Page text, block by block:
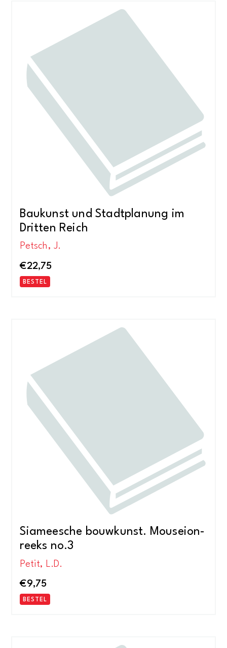
Baukunst und Stadtplanung im
Dritten Reich
Petsch, J.
€22,75
BESTEL
Siameesche bouwkunst. Mouseion-
reeks no.3
Petit, L.D.
€9,75
BESTEL